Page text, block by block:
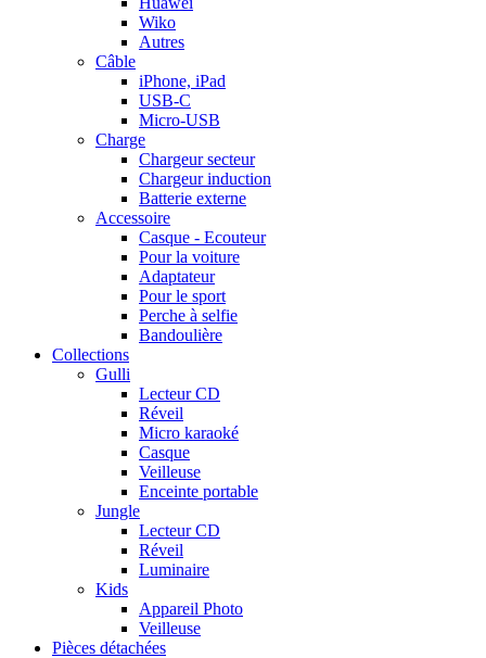
Wiko
Autres
Câble
iPhone, iPad
USB-C
Micro-USB
Charge
Chargeur secteur
Chargeur induction
Batterie externe
Accessoire
Casque - Ecouteur
Pour la voiture
Adaptateur
Pour le sport
Perche à selfie
Bandoulière
Collections
Gulli
Lecteur CD
Réveil
Micro karaoké
Casque
Veilleuse
Enceinte portable
Jungle
Lecteur CD
Réveil
Luminaire
Kids
Appareil Photo
Veilleuse
Pièces détachées